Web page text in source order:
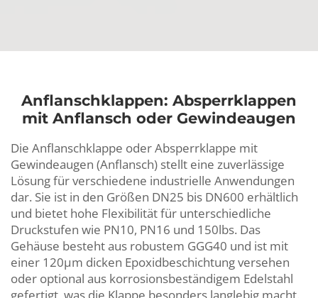
Anflanschklappen: Absperrklappen
mit Anflansch oder Gewindeaugen
Die Anflanschklappe oder Absperrklappe mit
Gewindeaugen (Anflansch) stellt eine zuverlässige
Lösung für verschiedene industrielle Anwendungen
dar. Sie ist in den Größen DN25 bis DN600 erhältlich
und bietet hohe Flexibilität für unterschiedliche
Druckstufen wie PN10, PN16 und 150lbs. Das
Gehäuse besteht aus robustem GGG40 und ist mit
einer 120µm dicken Epoxidbeschichtung versehen
oder optional aus korrosionsbeständigem Edelstahl
gefertigt, was die Klappe besonders langlebig macht.